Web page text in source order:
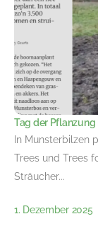
Tag der Pflanzung
In Munsterbilzen
Trees und Trees
Sträucher...
1. Dezember 2025